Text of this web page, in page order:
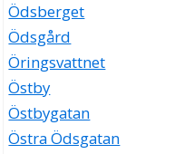
Ödsberget
Ödsgård
Öringsvattnet
Östby
Östbygatan
Östra Ödsgatan